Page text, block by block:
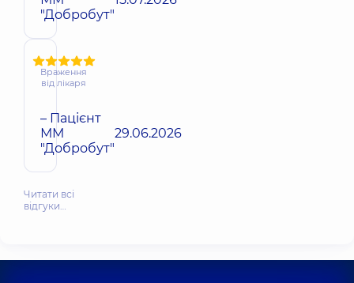
"Добробут"
Враження
від лікаря
– Пацієнт
ММ
"Добробут"
29.06.2026
Читати всі
відгуки…